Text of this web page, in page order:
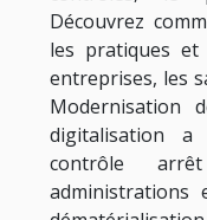
Découvrez
les pratiques
entreprises, les
Modernisation
digitalisation a
contrôle
administrations